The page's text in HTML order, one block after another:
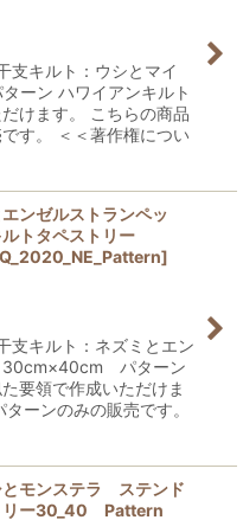
キルト：ウシとマイ
ン ハワイアンキルト
けます。 こちらの商品
す。 ＜＜著作権につい
ンゼルストランペッ
トタペストリー
]
キルト：ネズミとエン
30cm×40cm パターン
要領で作成いただけま
ーンのみの販売です。
とモンステラ ステンド
リー30_40 Pattern